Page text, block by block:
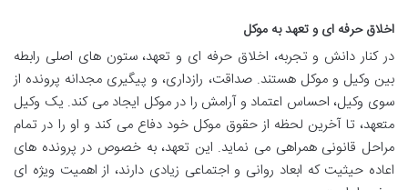
اخلاق حرفه ای و تعهد به موکل
در کنار دانش و تجربه، اخلاق حرفه ای و تعهد، ستون های اصلی رابطه
بین وکیل و موکل هستند. صداقت، رازداری، و پیگیری مجدانه پرونده از
سوی وکیل، احساس اعتماد و آرامش را در موکل ایجاد می کند. یک وکیل
متعهد، تا آخرین لحظه از حقوق موکل خود دفاع می کند و او را در تمام
مراحل قانونی همراهی می نماید. این تعهد، به خصوص در پرونده های
اعاده حیثیت که ابعاد روانی و اجتماعی زیادی دارند، از اهمیت ویژه ای